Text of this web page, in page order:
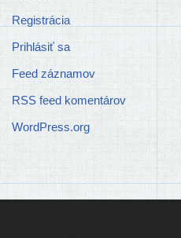
Registrácia
Prihlásiť sa
Feed záznamov
RSS feed komentárov
WordPress.org